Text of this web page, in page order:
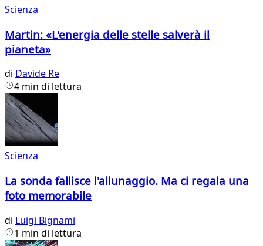
Scienza
Martin: «L'energia delle stelle salverà il
pianeta»
di Davide Re
4 min di lettura
Scienza
La sonda fallisce l'allunaggio. Ma ci regala una
foto memorabile
di Luigi Bignami
1 min di lettura